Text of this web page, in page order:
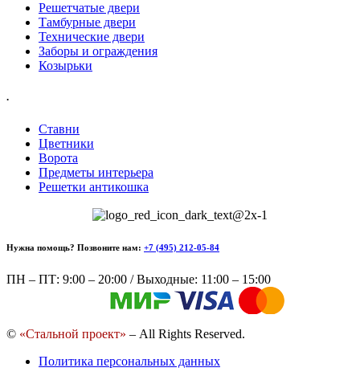
Решетчатые двери
Тамбурные двери
Технические двери
Заборы и ограждения
Козырьки
.
Ставни
Цветники
Ворота
Предметы интерьера
Решетки антикошка
Нужна помощь? Позвоните нам: +7 (495) 212-05-84
ПН – ПТ: 9:00 – 20:00 / Выходные: 11:00 – 15:00
© «Стальной проект» – All Rights Reserved.
Политика персональных данных